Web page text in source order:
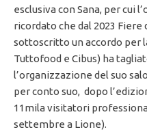
esclusiva con Sana, per cui
ricordato che dal 2023 Fiere
sottoscritto un accordo per
Tuttofood e Cibus) ha
l’organizzazione del suo
per conto suo, dopo
11mila visitatori
settembre a Lione).